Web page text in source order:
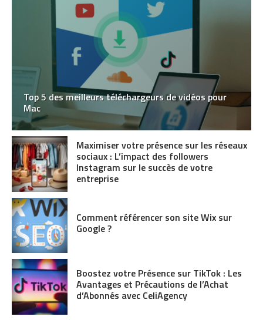
Top 5 des meilleurs téléchargeurs de vidéos pour
Mac
Maximiser votre présence sur les réseaux
sociaux : L’impact des followers
Instagram sur le succès de votre
entreprise
Comment référencer son site Wix sur
Google ?
Boostez votre Présence sur TikTok : Les
Avantages et Précautions de l’Achat
d’Abonnés avec CeliAgency